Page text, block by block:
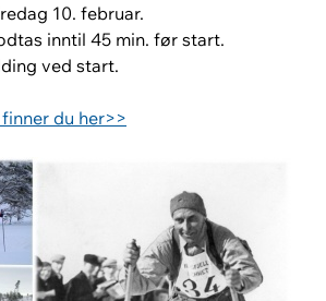
10. februar.
inntil 45 min. før start.
ved start.
du her>>